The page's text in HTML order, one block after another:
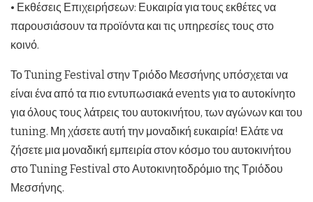
• Εκθέσεις Επιχειρήσεων: Ευκαιρία για τους εκθέτες να
παρουσιάσουν τα προϊόντα και τις υπηρεσίες τους στο
κοινό.
Το Tuning Festival στην Τριόδο Μεσσήνης υπόσχεται να
είναι ένα από τα πιο εντυπωσιακά events για το αυτοκίνητο
για όλους τους λάτρεις του αυτοκινήτου, των αγώνων και του
tuning. Μη χάσετε αυτή την μοναδική ευκαιρία! Ελάτε να
ζήσετε μια μοναδική εμπειρία στον κόσμο του αυτοκινήτου
στο Tuning Festival στο Αυτοκινητοδρόμιο της Τριόδου
Μεσσήνης.